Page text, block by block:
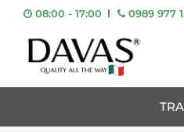
08:00 - 17:00 0989 977